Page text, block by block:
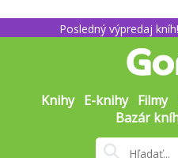
Posledný výpredaj
Knihy E-knihy Filmy
Bazár